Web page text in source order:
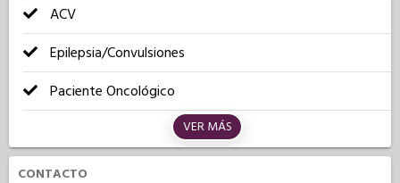
ACV
Epilepsia/Convulsiones
Paciente Oncológico
VER MÁS
CONTACTO